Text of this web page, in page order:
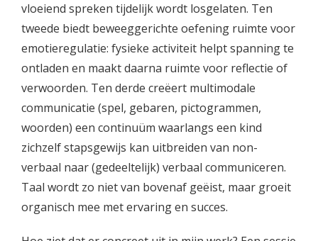
vloeiend spreken tijdelijk wordt losgelaten. Ten
tweede biedt beweeggerichte oefening ruimte voor
emotieregulatie: fysieke activiteit helpt spanning te
ontladen en maakt daarna ruimte voor reflectie of
verwoorden. Ten derde creëert multimodale
communicatie (spel, gebaren, pictogrammen,
woorden) een continuüm waarlangs een kind
zichzelf stapsgewijs kan uitbreiden van non-
verbaal naar (gedeeltelijk) verbaal communiceren.
Taal wordt zo niet van bovenaf geëist, maar groeit
organisch mee met ervaring en succes.